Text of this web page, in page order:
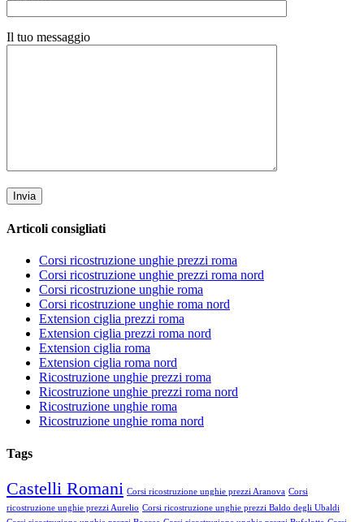
Il tuo messaggio
Articoli consigliati
Corsi ricostruzione unghie prezzi roma
Corsi ricostruzione unghie prezzi roma nord
Corsi ricostruzione unghie roma
Corsi ricostruzione unghie roma nord
Extension ciglia prezzi roma
Extension ciglia prezzi roma nord
Extension ciglia roma
Extension ciglia roma nord
Ricostruzione unghie prezzi roma
Ricostruzione unghie prezzi roma nord
Ricostruzione unghie roma
Ricostruzione unghie roma nord
Tags
Castelli Romani Corsi ricostruzione unghie prezzi Aranova Corsi
ricostruzione unghie prezzi Aurelio Corsi ricostruzione unghie prezzi Baldo degli Ubaldi